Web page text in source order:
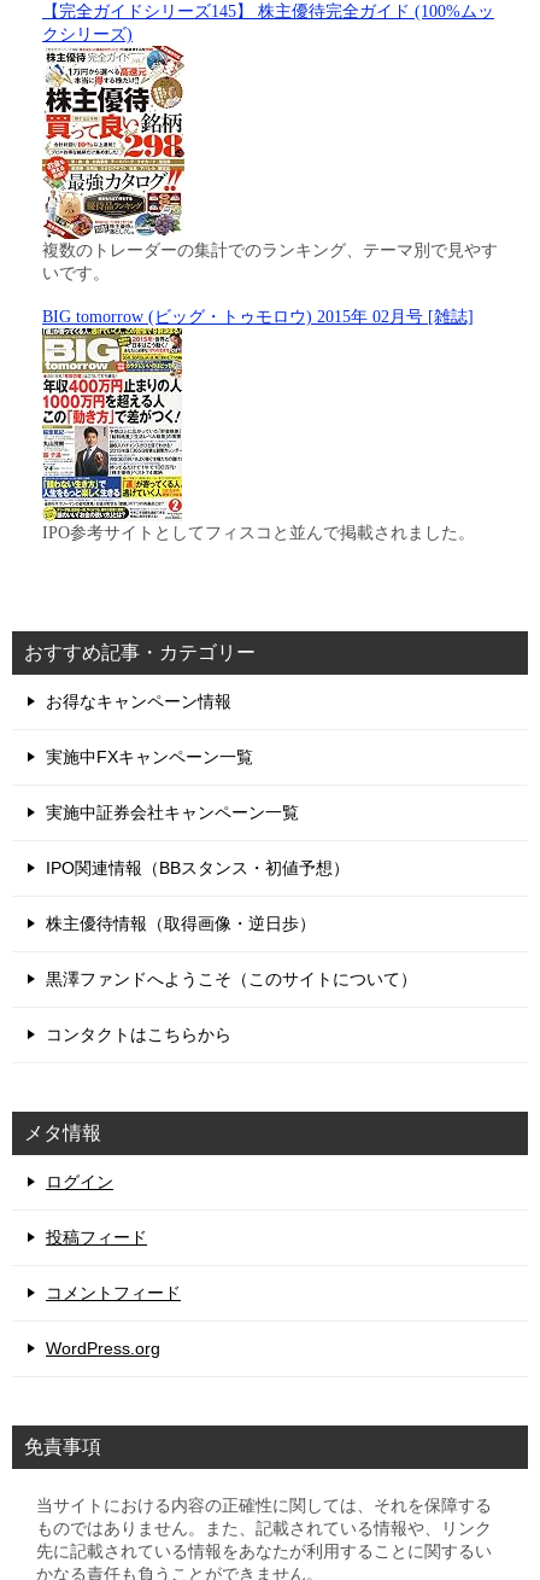
【完全ガイドシリーズ145】 株主優待完全ガイド (100%ムッ
クシリーズ)
複数のトレーダーの集計でのランキング、テーマ別で見やす
いです。
BIG tomorrow (ビッグ・トゥモロウ) 2015年 02月号 [雑誌]
IPO参考サイトとしてフィスコと並んで掲載されました。
おすすめ記事・カテゴリー
お得なキャンペーン情報
実施中FXキャンペーン一覧
実施中証券会社キャンペーン一覧
IPO関連情報（BBスタンス・初値予想）
株主優待情報（取得画像・逆日歩）
黒澤ファンドへようこそ（このサイトについて）
コンタクトはこちらから
メタ情報
ログイン
投稿フィード
コメントフィード
WordPress.org
免責事項
当サイトにおける内容の正確性に関しては、それを保障する
ものではありません。また、記載されている情報や、リンク
先に記載されている情報をあなたが利用することに関するい
かなる責任も負うことができません。